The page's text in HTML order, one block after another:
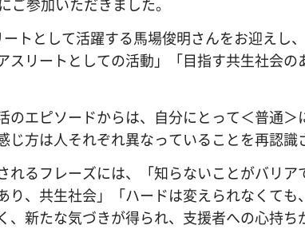
トとして活躍する馬場俊明さんをお迎えし
スリートとしての活動」「目指す共生社会
のエピソードからは、自分にとって＜普通
方は人それぞれ異なっていることを再認識
れるフレーズには、「知らないことがバリ
り、共生社会」「ハードは変えられなくて
、新たな気づきが得られ、支援者への心持